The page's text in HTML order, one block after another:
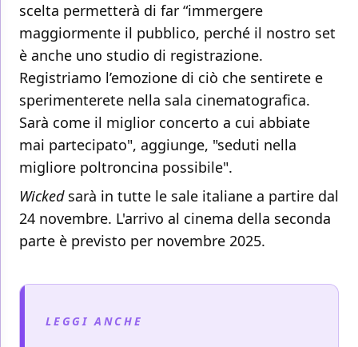
scelta permetterà di far “immergere
maggiormente il pubblico, perché il nostro set
è anche uno studio di registrazione.
Registriamo l’emozione di ciò che sentirete e
sperimenterete nella sala cinematografica.
Sarà come il miglior concerto a cui abbiate
mai partecipato", aggiunge, "seduti nella
migliore poltroncina possibile".
Wickedsarà in tutte le sale italiane a partire dal
24 novembre. L'arrivo al cinema della seconda
parte è previsto per novembre 2025.
LEGGI ANCHE